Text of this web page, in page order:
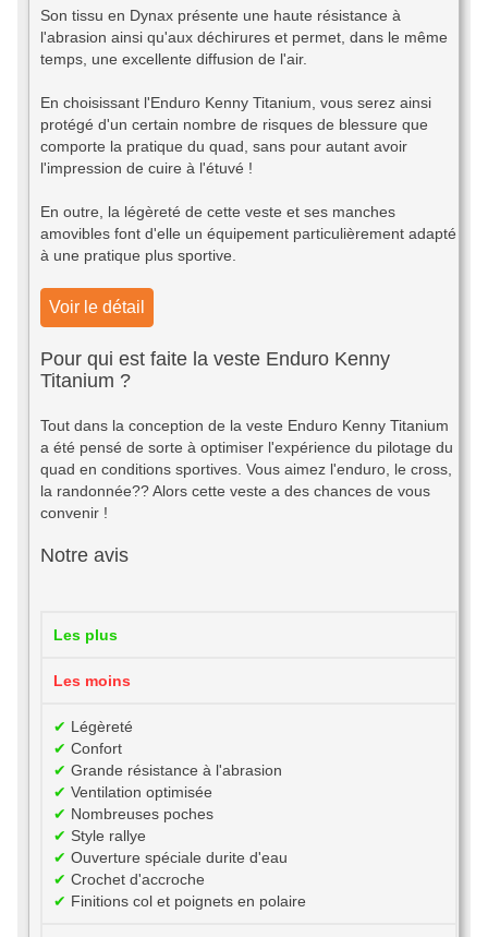
Son tissu en Dynax présente une haute résistance à
l'abrasion ainsi qu'aux déchirures et permet, dans le même
temps, une excellente diffusion de l'air.
En choisissant l'Enduro Kenny Titanium, vous serez ainsi
protégé d'un certain nombre de risques de blessure que
comporte la pratique du quad, sans pour autant avoir
l'impression de cuire à l'étuvé !
En outre, la légèreté de cette veste et ses manches
amovibles font d'elle un équipement particulièrement adapté
à une pratique plus sportive.
Voir le détail
Pour qui est faite la veste Enduro Kenny
Titanium ?
Tout dans la conception de la veste Enduro Kenny Titanium
a été pensé de sorte à optimiser l'expérience du pilotage du
quad en conditions sportives. Vous aimez l'enduro, le cross,
la randonnée?? Alors cette veste a des chances de vous
convenir !
Notre avis
Les plus
Les moins
✔ Légèreté
✔ Confort
✔ Grande résistance à l'abrasion
✔ Ventilation optimisée
✔ Nombreuses poches
✔ Style rallye
✔ Ouverture spéciale durite d'eau
✔ Crochet d'accroche
✔ Finitions col et poignets en polaire